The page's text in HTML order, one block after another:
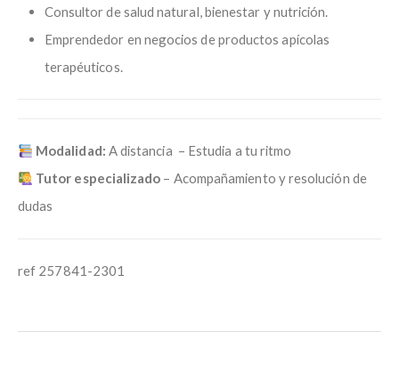
Consultor de salud natural, bienestar y nutrición.
Emprendedor en negocios de productos apícolas
terapéuticos.
Modalidad: A distancia – Estudia a tu ritmo
Tutor especializado – Acompañamiento y resolución de
dudas
ref 257841-2301